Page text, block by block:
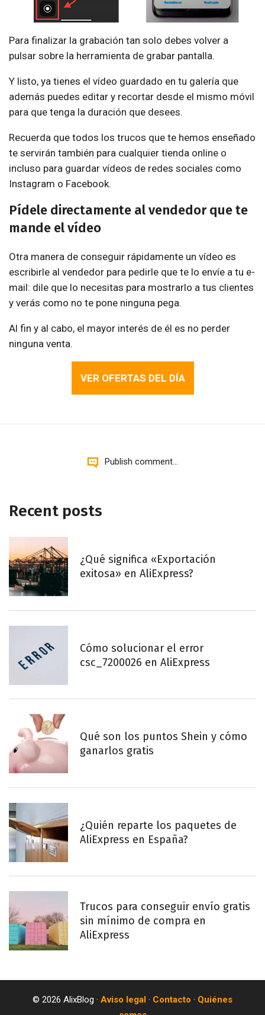
Para finalizar la grabación tan solo debes volver a
pulsar sobre la herramienta de grabar pantalla.
Y listo, ya tienes el vídeo guardado en tu galería que
además puedes editar y recortar desde el mismo móvil
para que tenga la duración que desees.
Recuerda que todos los trucos que te hemos enseñado
te servirán también para cualquier tienda online o
incluso para guardar vídeos de redes sociales como
Instagram o Facebook.
Pídele directamente al vendedor que te
mande el vídeo
Otra manera de conseguir rápidamente un vídeo es
escribirle al vendedor para pedirle que te lo envíe a tu e-
mail: dile que lo necesitas para mostrarlo a tus clientes
y verás como no te pone ninguna pega.
Al fin y al cabo, el mayor interés de él es no perder
ninguna venta.
VER OFERTAS DEL DÍA
Publish comment...
Recent posts
¿Qué significa «Exportación
exitosa» en AliExpress?
Cómo solucionar el error
csc_7200026 en AliExpress
Qué son los puntos Shein y cómo
ganarlos gratis
¿Quién reparte los paquetes de
AliExpress en España?
Trucos para conseguir envío gratis
sin mínimo de compra en
AliExpress
© 2026 AlixBlog · Aviso legal · Contacto · Quiénes